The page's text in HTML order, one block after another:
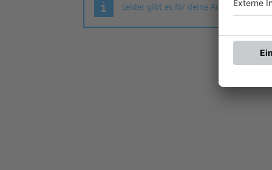
Leider gibt es für deine Auswahl keine